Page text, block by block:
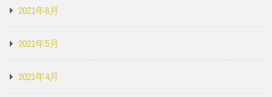
2021年6月
2021年5月
2021年4月